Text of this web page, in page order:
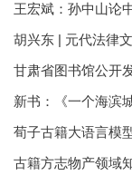
王宏斌：孙中山论
胡兴东 | 元代法律
甘肃省图书馆公开
新书：《一个海滨
荀子古籍大语言模
古籍方志物产领域